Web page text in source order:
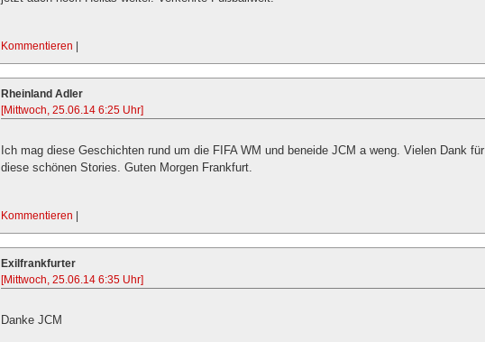
Kommentieren |
Rheinland Adler
[Mittwoch, 25.06.14 6:25 Uhr]
Ich mag diese Geschichten rund um die FIFA WM und beneide JCM a weng. Vielen Dank für
diese schönen Stories. Guten Morgen Frankfurt.
Kommentieren |
Exilfrankfurter
[Mittwoch, 25.06.14 6:35 Uhr]
Danke JCM